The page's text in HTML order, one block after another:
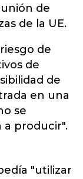
de
de la UE.
de
de
de
en una
se
a producir".
"utilizar